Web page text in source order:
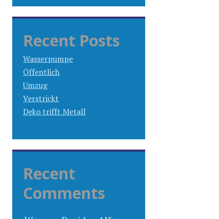
Recent Posts
Wasserpumpe
Öffentlich
Umzug
Verstrickt
Deko trifft Metall
Recent
Comments